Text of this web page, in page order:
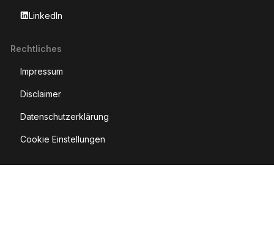
LinkedIn
Rechtliches
Impressum
Disclaimer
Datenschutzerklärung
Cookie Einstellungen